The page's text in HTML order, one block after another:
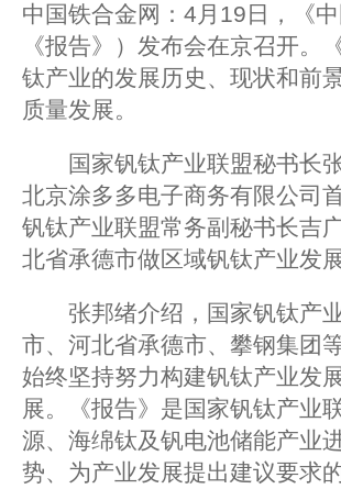
中国铁合金网：4月19日，《
《报告》）发布会在京召开。
钛产业的发展历史、现状和前
质量发展。
国家钒钛产业联盟秘书长张
北京涂多多电子商务有限公司
钒钛产业联盟常务副秘书长吉
北省承德市做区域钒钛产业发展
张邦绪介绍，国家钒钛产业
市、河北省承德市、攀钢集团
始终坚持努力构建钒钛产业发
展。《报告》是国家钒钛产业
源、海绵钛及钒电池储能产业
势、为产业发展提出建议要求